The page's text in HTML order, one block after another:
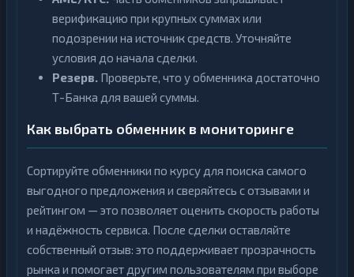
верификацию при крупных суммах или
подозрении на источник средств. Уточняйте
условия до начала сделки.
Резерв. Проверьте, что у обменника достаточно
Т-Банка для вашей суммы.
Как выбрать обменник в мониторинге
Сортируйте обменники по курсу для поиска самого
выгодного предложения и сверяйтесь с отзывами и
рейтингом — это позволяет оценить скорость работы
и надёжность сервиса. После сделки оставляйте
собственный отзыв: это поддерживает прозрачность
рынка и помогает другим пользователям при выборе